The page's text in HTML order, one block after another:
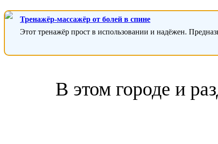
Тренажёр-массажёр от болей в спине
Этот тренажёр прост в использовании и надёжен.
В этом городе и